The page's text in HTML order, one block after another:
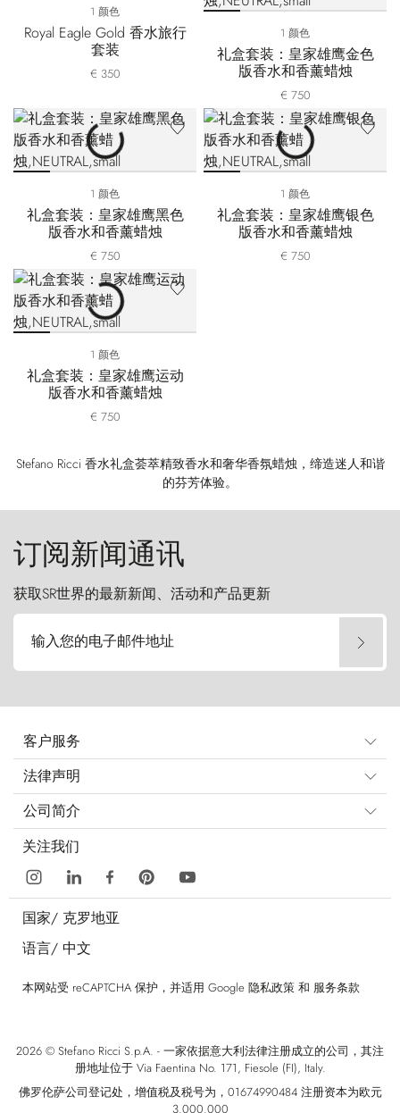
1 颜色
Royal Eagle Gold 香水旅行
套装
€ 350
1 颜色
礼盒套装：皇家雄鹰金色
版香水和香薰蜡烛
€ 750
1 颜色
礼盒套装：皇家雄鹰黑色
版香水和香薰蜡烛
€ 750
1 颜色
礼盒套装：皇家雄鹰银色
版香水和香薰蜡烛
€ 750
1 颜色
礼盒套装：皇家雄鹰运动
版香水和香薰蜡烛
€ 750
Stefano Ricci 香水礼盒荟萃精致香水和奢华香氛蜡烛，缔造迷人和谐
的芬芳体验。
订阅新闻通讯
获取SR世界的最新新闻、活动和产品更新
输入您的电子邮件地址
客户服务
法律声明
公司简介
关注我们
国家/ 克罗地亚
语言/ 中文
本网站受 reCAPTCHA 保护，并适用 Google 隐私政策 和 服务条款
2026 © Stefano Ricci S.p.A. - 一家依据意大利法律注册成立的公司，其注
册地址位于 Via Faentina No. 171, Fiesole (FI), Italy.
佛罗伦萨公司登记处，增值税及税号为，01674990484 注册资本为欧元
3.000.000